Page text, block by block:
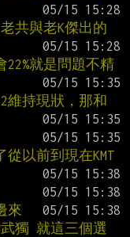
共與老K傑出的
就是問題不精
維持現狀，那和
以前到現在KMT
來
獨 就這三個選